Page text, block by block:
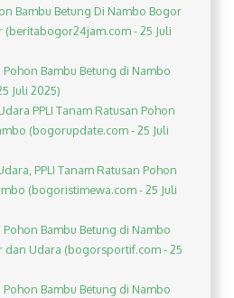
Bambu Betung Di Nambo Bogor
(beritabogor24jam.com - 25 Juli
Pohon Bambu Betung di Nambo
Juli 2025)
PPLI Tanam Ratusan Pohon
(bogorupdate.com - 25 Juli
PPLI Tanam Ratusan Pohon
(bogoristimewa.com - 25 Juli
Pohon Bambu Betung di Nambo
dan Udara (bogorsportif.com - 25
Pohon Bambu Betung di Nambo